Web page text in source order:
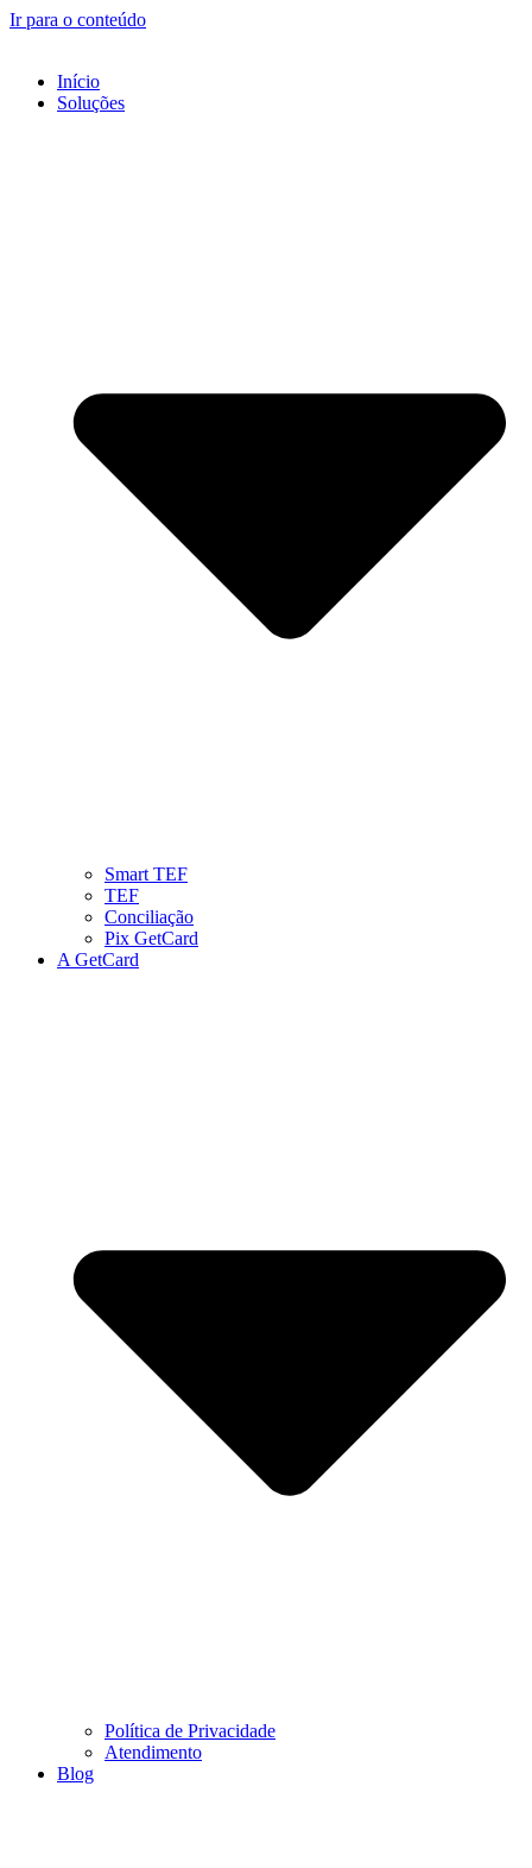
Ir para o conteúdo
Início
Soluções
Smart TEF
TEF
Conciliação
Pix GetCard
A GetCard
Política de Privacidade
Atendimento
Blog